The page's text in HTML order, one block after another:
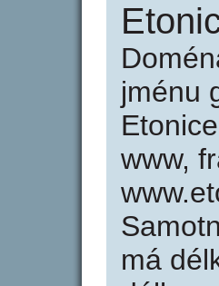
jménu
www,
má